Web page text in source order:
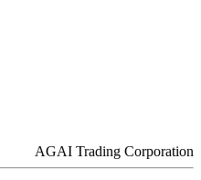
AGAI Trading Corporation